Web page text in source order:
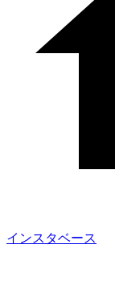
インスタベース